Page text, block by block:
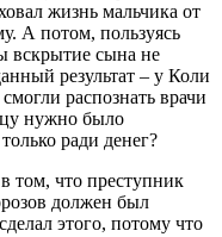
жизнь мальчика от
А потом, пользуясь
вскрытие сына не
результат – у Коли
распознать врачи
нужно было
ради денег?
том, что преступник
должен был
этого, потому что